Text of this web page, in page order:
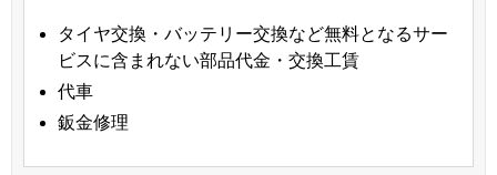
タイヤ交換・バッテリー交換など無料となるサー
ビスに含まれない部品代金・交換工賃
代車
鈑金修理